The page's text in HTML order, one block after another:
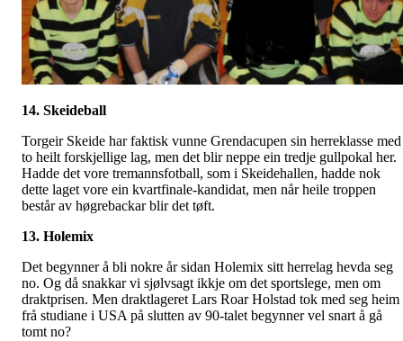
14. Skeideball
Torgeir Skeide har faktisk vunne Grendacupen sin herreklasse med
to heilt forskjellige lag, men det blir neppe ein tredje gullpokal her.
Hadde det vore tremannsfotball, som i Skeidehallen, hadde nok
dette laget vore ein kvartfinale-kandidat, men når heile troppen
består av høgrebackar blir det tøft.
13. Holemix
Det begynner å bli nokre år sidan Holemix sitt herrelag hevda seg
no. Og då snakkar vi sjølvsagt ikkje om det sportslege, men om
draktprisen. Men draktlageret Lars Roar Holstad tok med seg heim
frå studiane i USA på slutten av 90-talet begynner vel snart å gå
tomt no?